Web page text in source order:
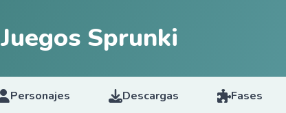
Juegos Sprunki
Personajes Descargas Fases